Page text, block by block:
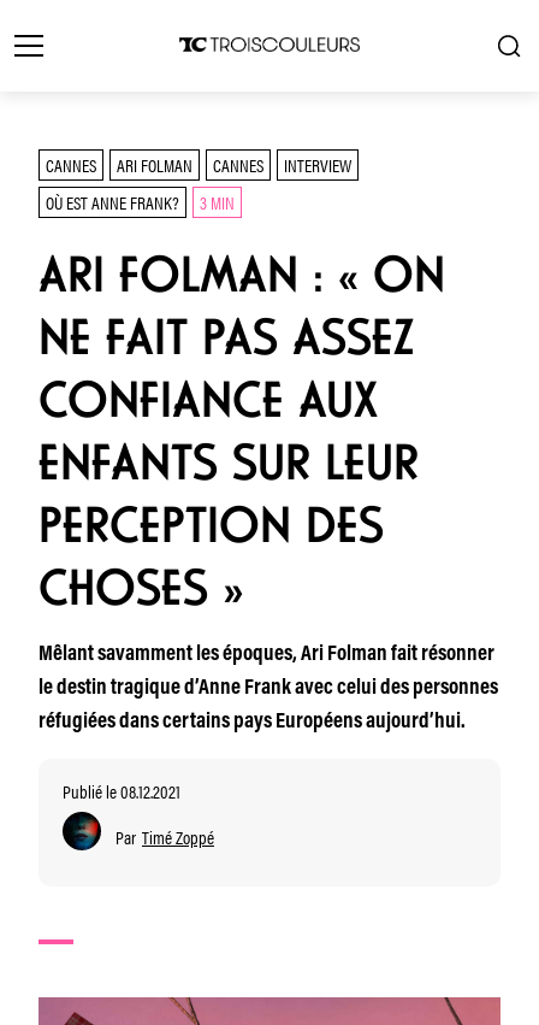
CANNES ARI FOLMAN CANNES
INTERVIEW
OÙ EST ANNE FRANK?
3 MIN
ARI FOLMAN : « ON
NE FAIT PAS ASSEZ
CONFIANCE AUX
ENFANTS SUR LEUR
PERCEPTION DES
CHOSES »
Mêlant savamment les époques, Ari Folman fait résonner
le destin tragique d’Anne Frank avec celui des personnes
réfugiées dans certains pays Européens aujourd’hui.
Publié le 08.12.2021
Par Timé Zoppé